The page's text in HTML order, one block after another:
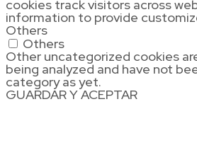
cookies track visitors across
information to provide
Others
Others
Other uncategorized cookies
being analyzed and have not
category as yet.
GUARDAR Y ACEPTAR